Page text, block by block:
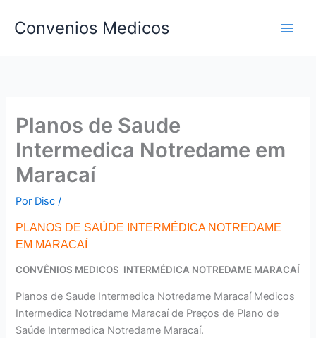
para
conteúdo
Convenios Medicos
Planos de Saude
Intermedica Notredame em
Maracaí
Por Disc/
PLANOS DE SAÚDE INTERMÉDICA NOTREDAME
EM MARACAÍ
CONVÊNIOS MEDICOS INTERMÉDICA NOTREDAME MARACAÍ
Planos de Saude Intermedica Notredame Maracaí Medicos
Intermedica Notredame Maracaí de Preços de Plano de
Saúde Intermedica Notredame Maracaí.